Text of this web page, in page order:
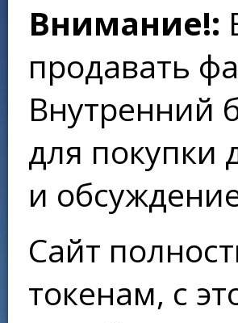
Внимание!:
продавать
Внутренний
для покупки
и
Сайт
токенам, с